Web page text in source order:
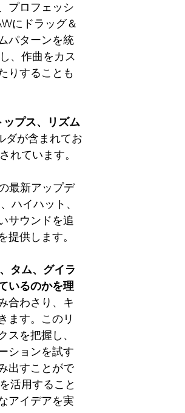
プロフェッシ
にドラッグ＆
パターンを統
、作曲をカス
りすることも
プス、リズム
ダが含まれてお
れています。
最新アップデ
ハイハット、
サウンドを追
供します。
タム、グイラ
いるのかを理
合わさり、キ
ます。このリ
を把握し、
ションを試す
出すことがで
活用すること
アイデアを実